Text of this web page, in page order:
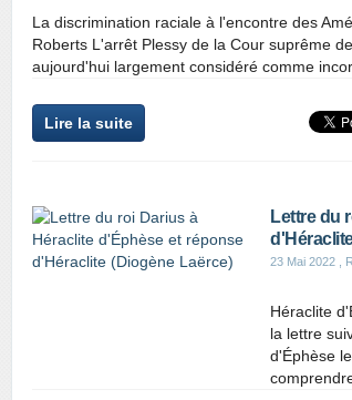
La discrimination raciale à l'encontre des
Roberts L'arrêt Plessy de la Cour suprême
aujourd'hui largement considéré comme
Lire la suite
Lettre du
23 Mai 2022 ,
Héraclite
la lettre
d'Éphèse